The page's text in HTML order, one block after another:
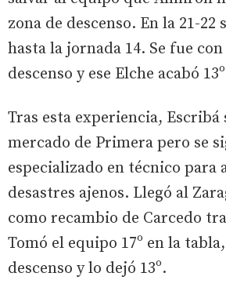
zona de descenso. En la 21-22
hasta la jornada 14. Se fue
descenso y ese Elche acabó
Tras esta experiencia, Escribá
mercado de Primera pero se
especializado en técnico para
desastres ajenos. Llegó al
como recambio de Carcedo
Tomó el equipo 17º en la
descenso y lo dejó 13º.